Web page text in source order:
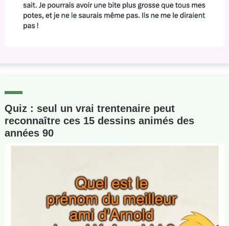
Quiz : seul un vrai trentenaire peut
reconnaître ces 15 dessins animés des
années 90